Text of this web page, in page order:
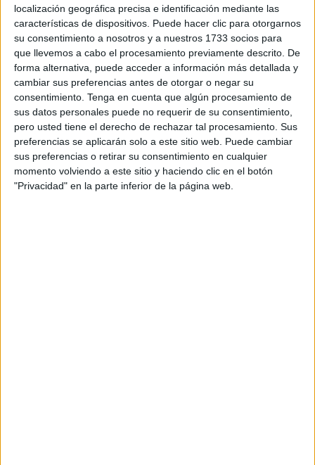
localización geográfica precisa e identificación mediante las
características de dispositivos. Puede hacer clic para otorgarnos
su consentimiento a nosotros y a nuestros 1733 socios para
que llevemos a cabo el procesamiento previamente descrito. De
forma alternativa, puede acceder a información más detallada y
cambiar sus preferencias antes de otorgar o negar su
consentimiento. Tenga en cuenta que algún procesamiento de
sus datos personales puede no requerir de su consentimiento,
pero usted tiene el derecho de rechazar tal procesamiento. Sus
preferencias se aplicarán solo a este sitio web. Puede cambiar
sus preferencias o retirar su consentimiento en cualquier
momento volviendo a este sitio y haciendo clic en el botón
"Privacidad" en la parte inferior de la página web.
Pasapalabra disfraces de
Carnaval